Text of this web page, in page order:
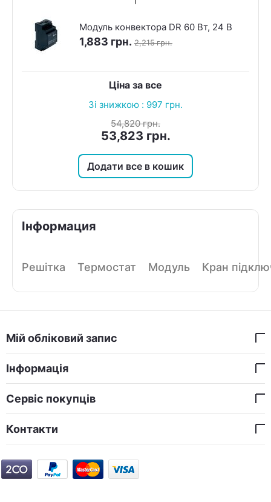
Модуль конвектора DR 60 Вт, 24 В
1,883 грн. 2,215грн.
Ціна за все
Зі знижкою : 997 грн.
54,820грн.
53,823 грн.
Додати все в кошик
Інформация
Решітка Термостат Модуль Кран
Мій обліковий запис
Інформація
Сервіс покупців
Контакти